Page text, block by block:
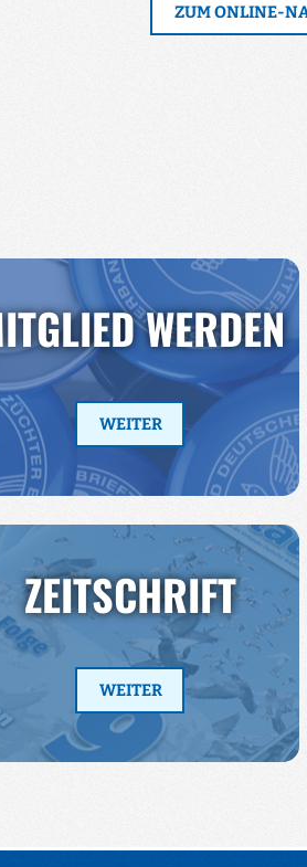
ZUM ONLINE-
WERDEN
WEITER
ZEITSCHRIFT
WEITER